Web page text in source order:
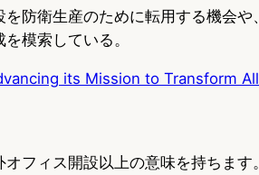
防衛生産のために転用する機会や
模索している。
its Mission to Transform
フィス開設以上の意味を持ちます